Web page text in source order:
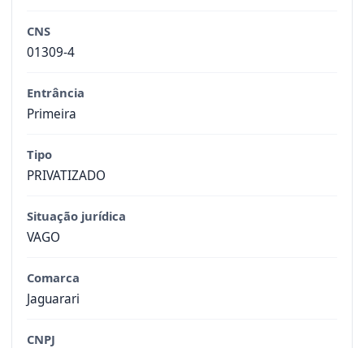
CNS
01309-4
Entrância
Primeira
Tipo
PRIVATIZADO
Situação jurídica
VAGO
Comarca
Jaguarari
CNPJ